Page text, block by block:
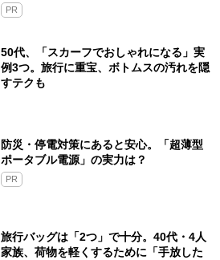
PR
50代、「スカーフでおしゃれになる」実
例3つ。旅行に重宝、ボトムスの汚れを隠
すテクも
防災・停電対策にあると安心。「超薄型
ポータブル電源」の実力は？​
PR
旅行バッグは「2つ」で十分。40代・4人
家族、荷物を軽くするために「手放した